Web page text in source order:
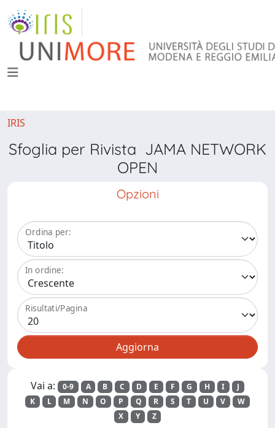
IRIS
Sfoglia per Rivista JAMA NETWORK
OPEN
Opzioni
Ordina per:
In ordine:
Risultati/Pagina
Vai a: 0-9 A B C D E F G H I
J
K
L M N O P Q R S T U V
W
X
Y Z